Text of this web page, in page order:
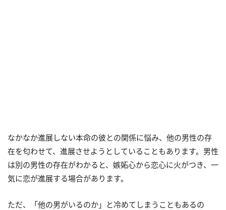
なかなか進展しない本命の彼との関係に悩み、他の男性の存
在を匂わせて、進展させようとしていることもあります。男性
は別の男性の存在がわかると、嫉妬心から恋心に火がつき、一
気に恋が進展する場合があります。
ただ、「他の男がいるのか」と冷めてしまうこともあるの